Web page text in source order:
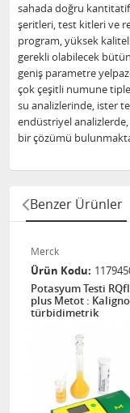
sahada doğru
şeritleri, test kitleri ve
program, yüksek
gerekli olabilecek
geniş parametre
çok çeşitli numune
su analizlerinde, ister
endüstriyel
bir çözümü
Benzer Ürünler
Merck
Ürün Kodu
Potasyum Testi RQflex
plus Metot :
türbidimetrik